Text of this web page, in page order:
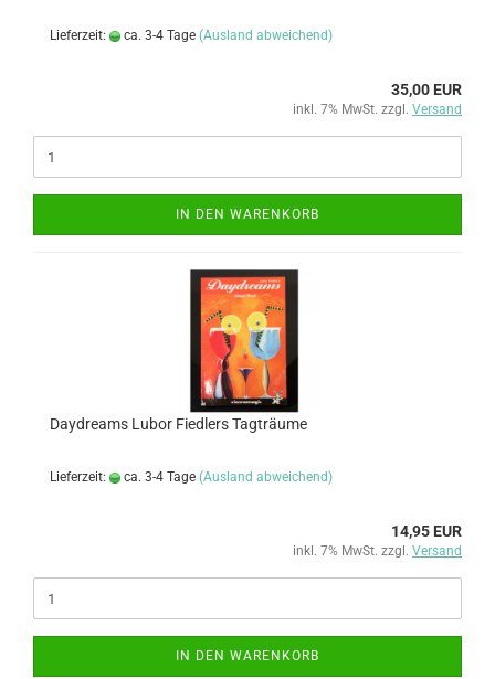
Lieferzeit: ca. 3-4 Tage (Ausland abweichend)
35,00 EUR
inkl. 7% MwSt. zzgl. Versand
IN DEN WARENKORB
Daydreams Lubor Fiedlers Tagträume
Lieferzeit: ca. 3-4 Tage (Ausland abweichend)
14,95 EUR
inkl. 7% MwSt. zzgl. Versand
IN DEN WARENKORB